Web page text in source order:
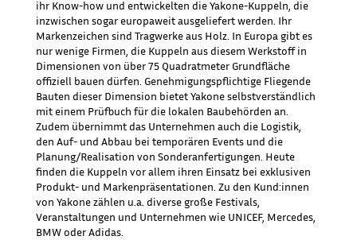
ihr Know-how und entwickelten die Yakone-Kuppeln, die
inzwischen sogar europaweit ausgeliefert werden. Ihr
Markenzeichen sind Tragwerke aus Holz. In Europa gibt es
nur wenige Firmen, die Kuppeln aus diesem Werkstoff in
Dimensionen von über 75 Quadratmeter Grundfläche
offiziell bauen dürfen. Genehmigungspflichtige Fliegende
Bauten dieser Dimension bietet Yakone selbstverständlich
mit einem Prüfbuch für die lokalen Baubehörden an.
Zudem übernimmt das Unternehmen auch die Logistik,
den Auf- und Abbau bei temporären Events und die
Planung/Realisation von Sonderanfertigungen. Heute
finden die Kuppeln vor allem ihren Einsatz bei exklusiven
Produkt- und Markenpräsentationen. Zu den Kund:innen
von Yakone zählen u.a. diverse große Festivals,
Veranstaltungen und Unternehmen wie UNICEF, Mercedes,
BMW oder Adidas.